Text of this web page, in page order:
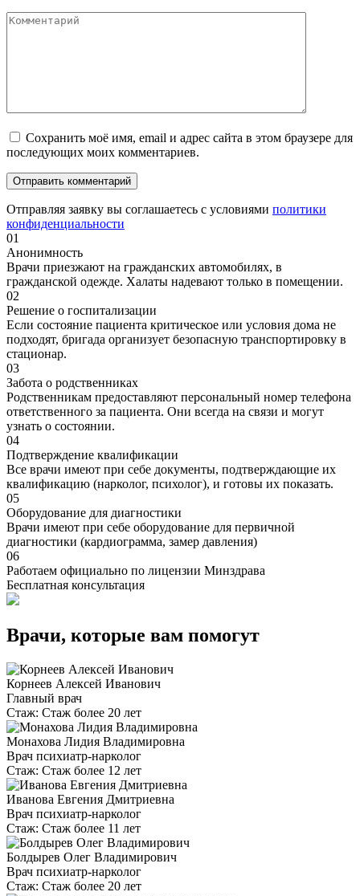
Сохранить моё имя, email и адрес сайта в этом браузере для
последующих моих комментариев.
Отправляя заявку вы соглашаетесь с условиями политики
конфиденциальности
01
Анонимность
Врачи приезжают на гражданских автомобилях, в
гражданской одежде. Халаты надевают только в помещении.
02
Решение о госпитализации
Если состояние пациента критическое или условия дома не
подходят, бригада организует безопасную транспортировку в
стационар.
03
Забота о родственниках
Родственникам предоставляют персональный номер телефона
ответственного за пациента. Они всегда на связи и могут
узнать о состоянии.
04
Подтверждение квалификации
Все врачи имеют при себе документы, подтверждающие их
квалификацию (нарколог, психолог), и готовы их показать.
05
Оборудование для диагностики
Врачи имеют при себе оборудование для первичной
диагностики (кардиограмма, замер давления)
06
Работаем официально по лицензии Минздрава
Бесплатная консультация
Врачи, которые вам помогут
Корнеев Алексей Иванович
Главный врач
Стаж: Стаж более 20 лет
Монахова Лидия Владимировна
Врач психиатр-нарколог
Стаж: Стаж более 12 лет
Иванова Евгения Дмитриевна
Врач психиатр-нарколог
Стаж: Стаж более 11 лет
Болдырев Олег Владимирович
Врач психиатр-нарколог
Стаж: Стаж более 20 лет